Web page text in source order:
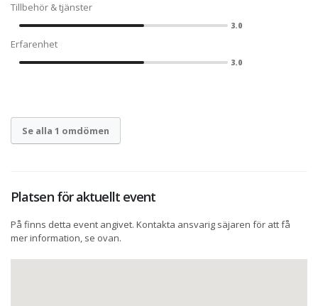
Tillbehör & tjänster
3.0
Erfarenhet
3.0
Se alla 1 omdömen
Platsen för aktuellt event
På finns detta event angivet. Kontakta ansvarig säjaren för att få
mer information, se ovan.